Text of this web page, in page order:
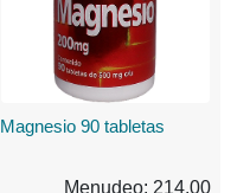
Magnesio 90 tabletas
Menudeo: 214.00